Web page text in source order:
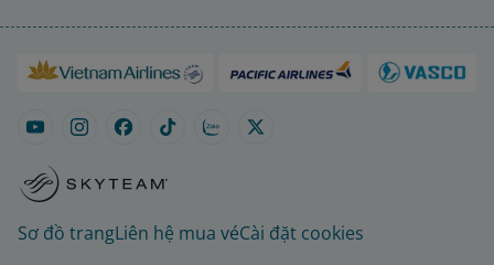
Sơ đồ trangLiên hệ mua véCài đặt cookies